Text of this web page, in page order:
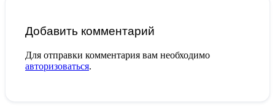
Добавить комментарий
Для отправки комментария вам необходимо
авторизоваться.